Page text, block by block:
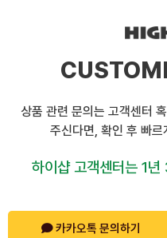
상품 관련 문의는 고객센터
주신다면, 확인 후 빠
하이샵 고객센터는 1
카카오톡 문의하기